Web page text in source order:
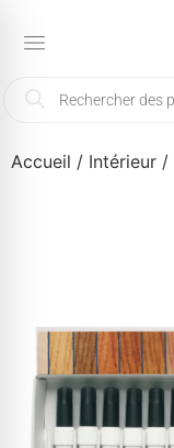
Accueil / Intérieur /